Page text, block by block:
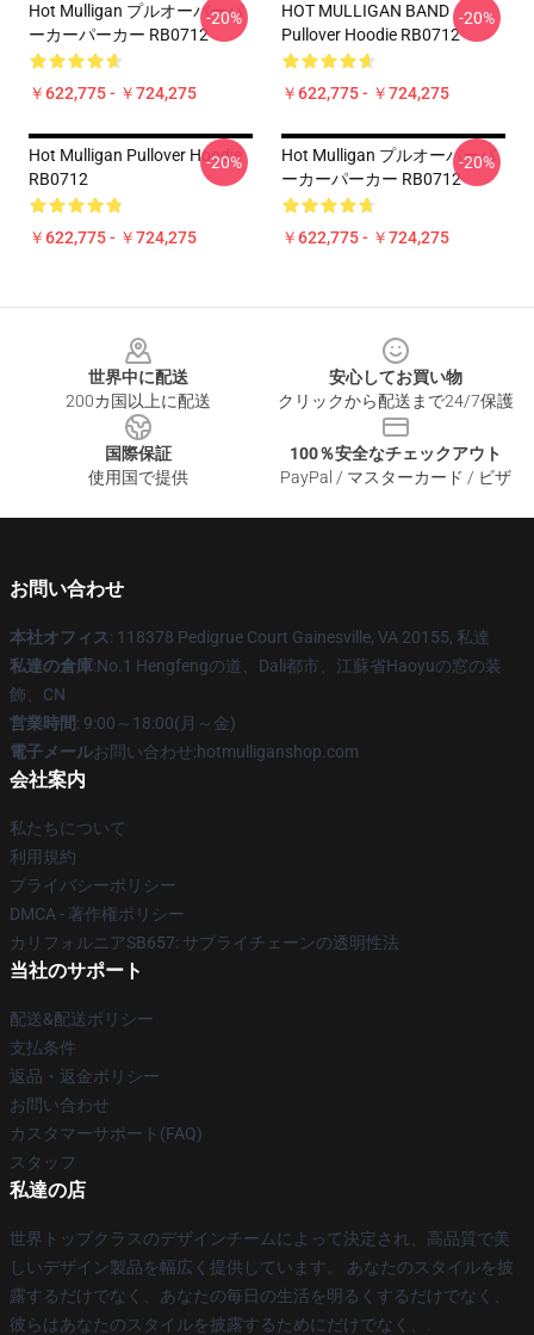
Hot Mulligan プルオーバーパ
ーカーパーカー RB0712
￥622,775 - ￥724,275
-20%
HOT MULLIGAN BAND
Pullover Hoodie RB0712
￥622,775 - ￥724,275
-20%
Hot Mulligan Pullover Hoodie
RB0712
￥622,775 - ￥724,275
-20%
Hot Mulligan プルオーバーパ
ーカーパーカー RB0712
￥622,775 - ￥724,275
-20%
世界中に配送
200カ国以上に配送
安心してお買い物
クリックから配送まで24/7保護
国際保証
使用国で提供
100％安全なチェックアウト
PayPal / マスターカード / ビザ
お問い合わせ
本社オフィス: 118378 Pedigrue Court Gainesville, VA 20155, 私達
私達の倉庫:No.1 Hengfengの道、Dali都市、江蘇省Haoyuの窓の装
飾、CN
営業時間: 9:00～18:00(月～金)
電子メールお問い合わせ:hotmulliganshop.com
会社案内
私たちについて
利用規約
プライバシーポリシー
DMCA - 著作権ポリシー
カリフォルニアSB657: サプライチェーンの透明性法
当社のサポート
配送&配送ポリシー
支払条件
返品・返金ポリシー
お問い合わせ
カスタマーサポート(FAQ)
スタッフ
私達の店
世界トップクラスのデザインチームによって決定され、高品質で美
しいデザイン製品を幅広く提供しています。 あなたのスタイルを披
露するだけでなく、あなたの毎日の生活を明るくするだけでなく、
彼らはあなたのスタイルを披露するためにだけでなく、.